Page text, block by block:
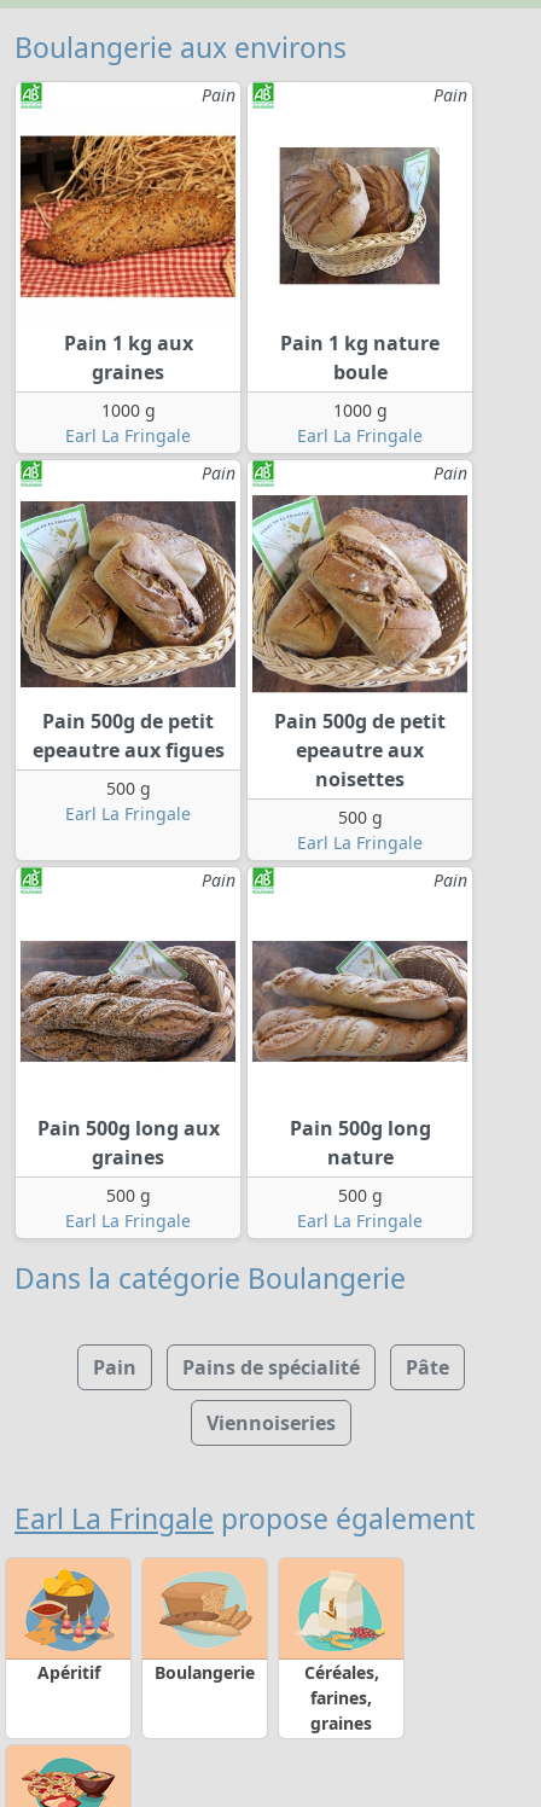
Boulangerie aux environs
Pain
Pain 1 kg aux
graines
1000 g
Earl La Fringale
Pain
Pain 1 kg nature
boule
1000 g
Earl La Fringale
Pain
Pain 500g de petit
epeautre aux figues
500 g
Earl La Fringale
Pain
Pain 500g de petit
epeautre aux
noisettes
500 g
Earl La Fringale
Pain
Pain 500g long aux
graines
500 g
Earl La Fringale
Pain
Pain 500g long
nature
500 g
Earl La Fringale
Dans la catégorie Boulangerie
Pain Pains de spécialité Pâte
Viennoiseries
Earl La Fringale propose également
Apéritif Boulangerie
Céréales,
farines,
graines